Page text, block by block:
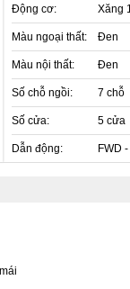
Động cơ: Xăng
Màu ngoại thất: Đen
Màu nội thất: Đen
Số chỗ ngồi: 7 chỗ
Số cửa: 5 cửa
Dẫn động: FWD